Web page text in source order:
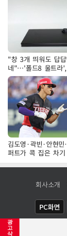
광
고
삭
"창 3개 띄워도 답
네"…'폴드8 울트라
니
김도영·곽빈·안현
퍼트가 콕 집은 차기
회사소개
PC화면